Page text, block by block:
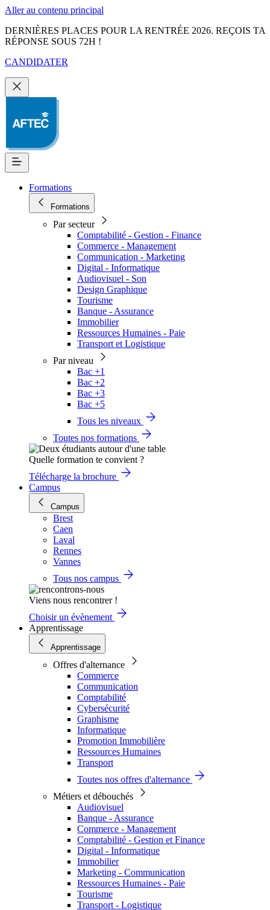
Aller au contenu principal
DERNIÈRES PLACES POUR LA RENTRÉE 2026. REÇOIS TA
RÉPONSE SOUS 72H !
CANDIDATER
Formations
Formations
Par secteur
Comptabilité - Gestion - Finance
Commerce - Management
Communication - Marketing
Digital - Informatique
Audiovisuel - Son
Design Graphique
Tourisme
Banque - Assurance
Immobilier
Ressources Humaines - Paie
Transport et Logistique
Par niveau
Bac +1
Bac +2
Bac +3
Bac +5
Tous les niveaux
Toutes nos formations
Quelle formation te convient ?
Télécharge la brochure
Campus
Campus
Brest
Caen
Laval
Rennes
Vannes
Tous nos campus
Viens nous rencontrer !
Choisir un évènement
Apprentissage
Apprentissage
Offres d'alternance
Commerce
Communication
Comptabilité
Cybersécurité
Graphisme
Informatique
Promotion Immobilière
Ressources Humaines
Transport
Toutes nos offres d'alternance
Métiers et débouchés
Audiovisuel
Banque - Assurance
Commerce - Management
Comptabilité - Gestion et Finance
Digital - Informatique
Immobilier
Marketing - Communication
Ressources Humaines - Paie
Tourisme
Transport - Logistique